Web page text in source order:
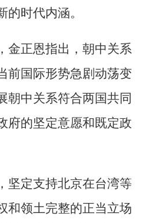
的时代内涵。
金正恩指出，朝中关系
前国际形势急剧动荡变
朝中关系符合两国共同
府的坚定意愿和既定政
坚定支持北京在台湾等
和领土完整的正当立场